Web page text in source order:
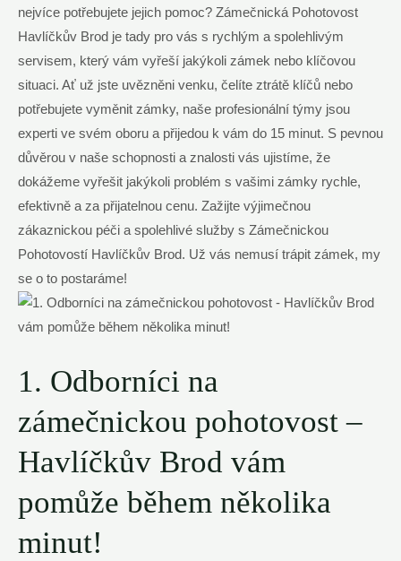
nejvíce potřebujete jejich pomoc? Zámečnická Pohotovost
Havlíčkův Brod je tady pro vás s rychlým a spolehlivým
servisem, který vám vyřeší jakýkoli zámek nebo klíčovou
situaci. Ať už jste uvězněni venku, čelíte ztrátě klíčů nebo
potřebujete vyměnit zámky, naše profesionální týmy jsou
experti ve svém oboru a přijedou k vám do 15 minut. S pevnou
důvěrou v naše schopnosti a znalosti vás ujistíme, že
dokážeme vyřešit jakýkoli problém s vašimi zámky rychle,
efektivně a za přijatelnou cenu. Zažijte výjimečnou
zákaznickou péči a spolehlivé služby s Zámečnickou
Pohotovostí Havlíčkův Brod. Už vás nemusí trápit zámek, my
se o to postaráme!
1. Odborníci na
zámečnickou pohotovost –
Havlíčkův Brod vám
pomůže během několika
minut!